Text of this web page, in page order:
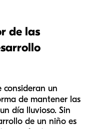
de las
consideran un
de mantener las
día lluvioso. Sin
de un niño es